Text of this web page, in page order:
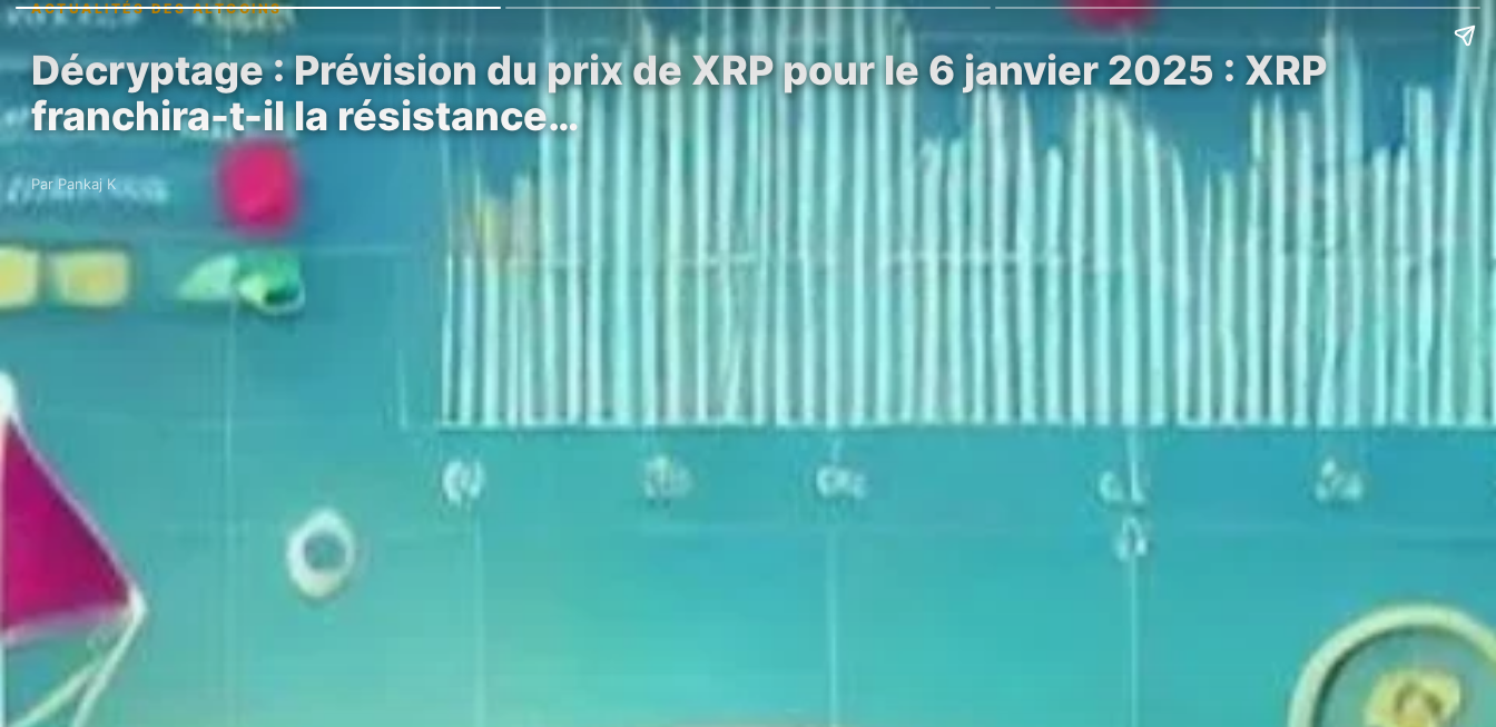
ACTUALITÉS DES ALTCOINS
Décryptage : Prévision du prix de XRP pour le 6 janvier 2025 : XRP
franchira-t-il la résistance…
Par Pankaj K